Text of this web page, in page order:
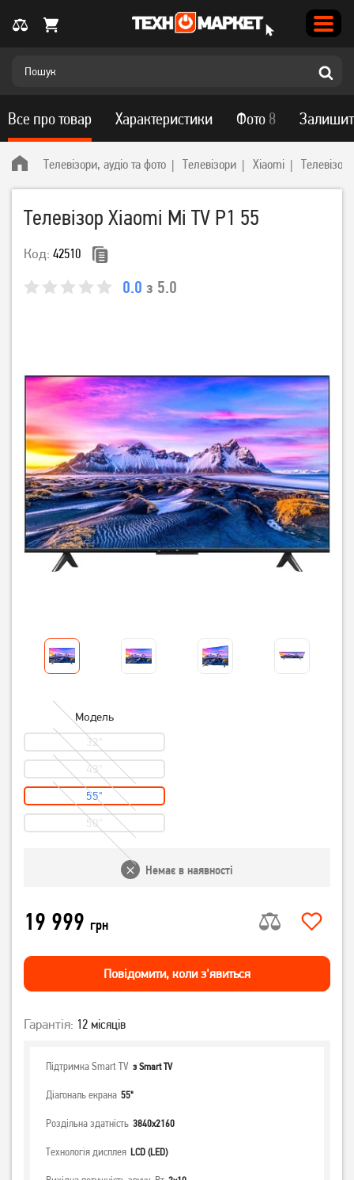
Телевізори, аудіо та фото Телевізори Xiaomi
Телевізор Xiaomi Mi TV P1 55
Код: 42510
0.0 з 5.0
Все про товар Характеристики Фото 8
Модель
32"
43"
55"
50"
Немає в наявності
19 999 грн
Повiдомити, коли з'явиться
Гарантія: 12 місяців
Підтримка Smart TV з Smart TV
Діагональ екрана 55"
Роздільна здатність 3840x2160
Технологія дисплея LCD (LED)